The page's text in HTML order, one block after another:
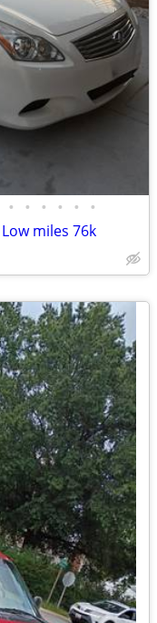
• • • • • •
miles 76k